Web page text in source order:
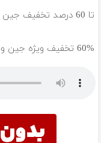
تا 60 درصد تخفیف جین وست + خرید در 4 قسط
60% تخفیف ویژه جین وست + خرید در4 قسطه